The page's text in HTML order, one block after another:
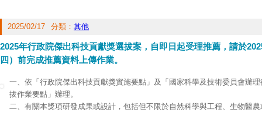
2025/02/17 分類： 其他
2025年行政院傑出科技貢獻獎選拔案，自即日起受理推薦，請於
四）前完成推薦資料上傳作業。
一、依「行政院傑出科技貢獻獎實施要點」及「國家科學及技術委員會辦
拔作業要點」辦理。
二、有關本獎項研發成果或設計，包括但不限於自然科學與工程、生物醫